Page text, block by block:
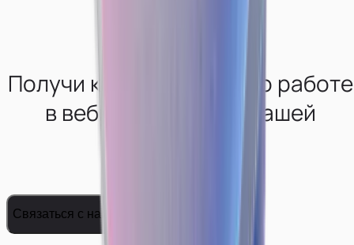
Получи консультацию по работе
в вебкам-сфере от нашей
Связаться с нами